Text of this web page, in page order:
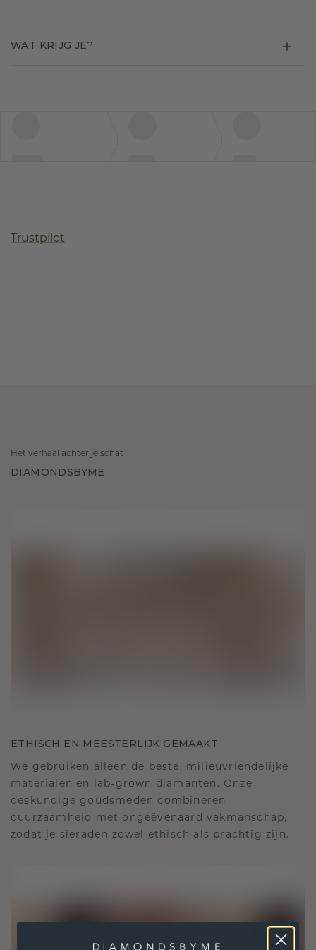
WAT KRIJG JE?
Trustpilot
Het verhaal achter je schat
DIAMONDSBYME
ETHISCH EN MEESTERLIJK GEMAAKT
We gebruiken alleen de beste, milieuvriendelijke
materialen en lab-grown diamanten. Onze
deskundige goudsmeden combineren
duurzaamheid met ongeëvenaard vakmanschap,
zodat je sieraden zowel ethisch als prachtig zijn.